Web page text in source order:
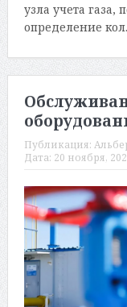
узла учета газа,
определение
Публикация:
Дата: 20 ноября,